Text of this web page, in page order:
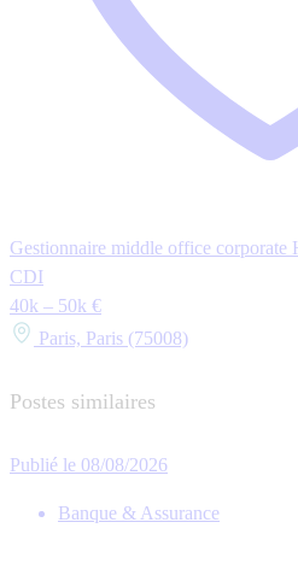
Gestionnaire middle office corporate
CDI
40k – 50k €
Paris, Paris (75008)
Postes similaires
Publié le 08/08/2026
Banque & Assurance